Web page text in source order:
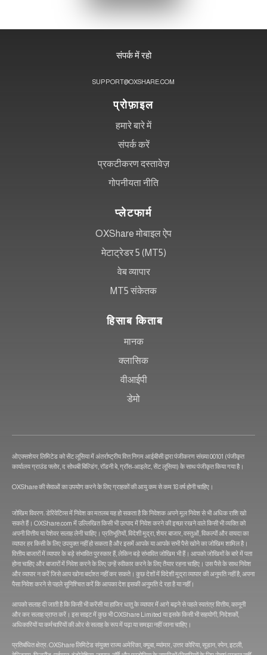
संपर्क में रहो
SUPPORT@OXSHARE.COM
प्रोफ़ाइल
हमारे बारे में
संपर्क करें
प्रकटीकरण दस्तावेज़
गोपनीयता नीति
प्लेटफार्म
OXShare मोबाइल ऐप
मेटाट्रेडर 5 (MT5)
वेब व्यापार
MT5 संकेतक
हिसाब किताब
मानक
क्लासिक
वीआईपी
डेमो
ओएक्सशेयर लिमिटेड को सेंट लूसिया में अंतर्राष्ट्रीय वित्त निगम आईबीसी द्वारा पंजीकरण संख्या 00101 (पंजीकृत
कार्यालय ग्राउंड फ्लोर, द सोथबी बिल्डिंग, रॉडनी बे, ग्रॉस-आइलेट, सेंट लूसिया) के साथ पंजीकृत किया गया है।
OXShare की सेवाओं का उपयोग करने के लिए ग्राहकों की आयु कम से कम 18 वर्ष होनी चाहिए।
जोखिम विवरण: डेरिवेटिव्स में निवेश का मतलब यह हो सकता है कि निवेशक अपने मूल निवेश से भी अधिक राशि खो
सकते हैं। OXShare.com में उल्लिखित किसी भी उत्पाद में निवेश करने की इच्छा रखने वाले किसी भी व्यक्ति को
अपनी वित्तीय या पेशेवर सलाह लेनी चाहिए। प्रतिभूतियों, विदेशी मुद्रा, शेयर बाजार, वस्तुओं, विकल्पों और वायदा का
व्यापार हर किसी के लिए उपयुक्त नहीं हो सकता है और इसमें आपके या आपके सभी पैसे खोने का जोखिम शामिल है।
वित्तीय बाजारों में व्यापार के बड़े संभावित पुरस्कार हैं, लेकिन बड़े संभावित जोखिम भी हैं। आपको जोखिमों के बारे में पता
होना चाहिए और बाजारों में निवेश करने के लिए उन्हें स्वीकार करने के लिए तैयार रहना चाहिए। उस पैसे के साथ निवेश
और व्यापार न करें जिसे आप खोना बर्दाश्त नहीं कर सकते। कुछ देशों में विदेशी मुद्रा व्यापार की अनुमति नहीं है, अपना
पैसा निवेश करने से पहले सुनिश्चित करें कि आपका देश इसकी अनुमति दे रहा है या नहीं।
आपको सलाह दी जाती है कि किसी भी करेंसी या हाजिर धातु के व्यापार में आगे बढ़ने से पहले स्वतंत्र वित्तीय, कानूनी
और कर सलाह प्राप्त करें। इस साइट में कुछ भी OXShare Limited या इसके किसी भी सहयोगी, निदेशकों,
अधिकारियों या कर्मचारियों की ओर से सलाह के रूप में पढ़ा या समझा नहीं जाना चाहिए।
प्रतिबंधित क्षेत्र: OXShare लिमिटेड संयुक्त राज्य अमेरिका, क्यूबा, म्यांमार, उत्तर कोरिया, सूडान, स्पेन, इटली,